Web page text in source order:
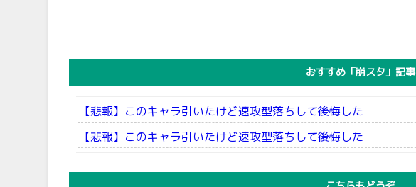
おすすめ「崩スタ」記事
【悲報】このキャラ引いたけど速攻型落ちして後悔した
【悲報】このキャラ引いたけど速攻型落ちして後悔した